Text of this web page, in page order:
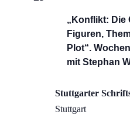
„Konflikt: Die
Figuren,
Plot“.
mit Stephan
Stuttgarter
Stuttgart